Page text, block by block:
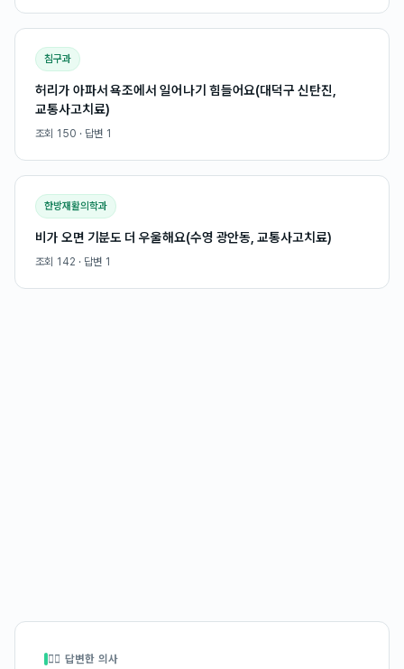
침구과
허리가 아파서 욕조에서 일어나기 힘들어요(대덕구 신탄진,
교통사고치료)
조회 150 · 답변 1
한방재활의학과
비가 오면 기분도 더 우울해요(수영 광안동, 교통사고치료)
조회 142 · 답변 1
👩‍⚕️ 답변한 의사